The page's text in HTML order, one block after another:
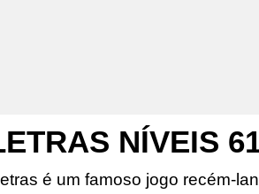
NÍVEIS
é um famoso jogo recém-